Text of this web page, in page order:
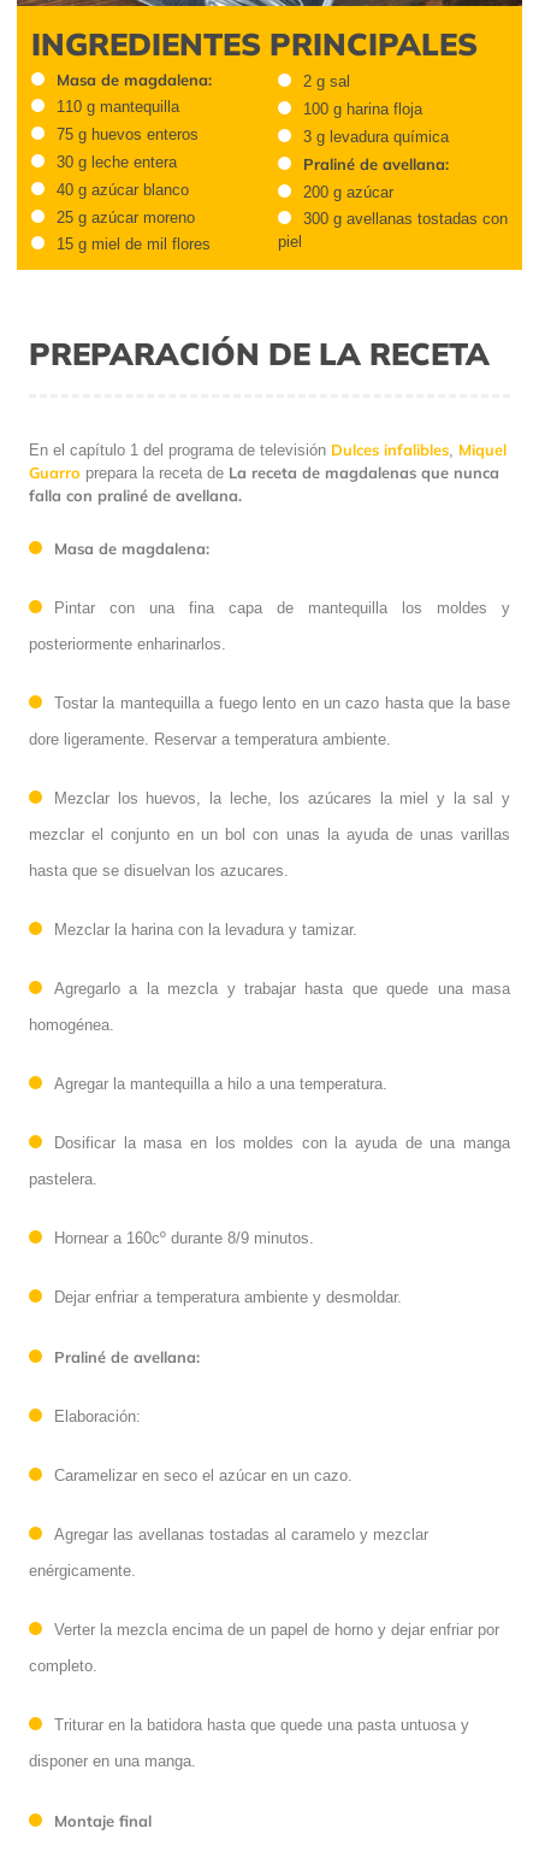
INGREDIENTES PRINCIPALES
Masa de magdalena:
110 g mantequilla
75 g huevos enteros
30 g leche entera
40 g azúcar blanco
25 g azúcar moreno
15 g miel de mil flores
2 g sal
100 g harina floja
3 g levadura química
Praliné de avellana:
200 g azúcar
300 g avellanas tostadas con
piel
PREPARACIÓN DE LA RECETA
En el capítulo 1 del programa de televisión Dulces infalibles, Miquel
Guarro prepara la receta de La receta de magdalenas que nunca
falla con praliné de avellana.
Masa de magdalena:
Pintar con una fina capa de mantequilla los moldes y
posteriormente enharinarlos.
Tostar la mantequilla a fuego lento en un cazo hasta que la base
dore ligeramente. Reservar a temperatura ambiente.
Mezclar los huevos, la leche, los azúcares la miel y la sal y
mezclar el conjunto en un bol con unas la ayuda de unas varillas
hasta que se disuelvan los azucares.
Mezclar la harina con la levadura y tamizar.
Agregarlo a la mezcla y trabajar hasta que quede una masa
homogénea.
Agregar la mantequilla a hilo a una temperatura.
Dosificar la masa en los moldes con la ayuda de una manga
pastelera.
Hornear a 160cº durante 8/9 minutos.
Dejar enfriar a temperatura ambiente y desmoldar.
Praliné de avellana:
Elaboración:
Caramelizar en seco el azúcar en un cazo.
Agregar las avellanas tostadas al caramelo y mezclar
enérgicamente.
Verter la mezcla encima de un papel de horno y dejar enfriar por
completo.
Triturar en la batidora hasta que quede una pasta untuosa y
disponer en una manga.
Montaje final